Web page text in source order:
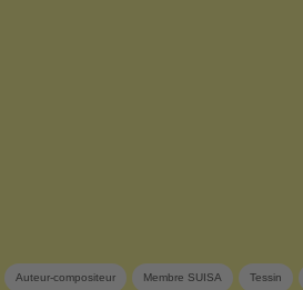
Auteur-compositeur Membre SUISA Tessin